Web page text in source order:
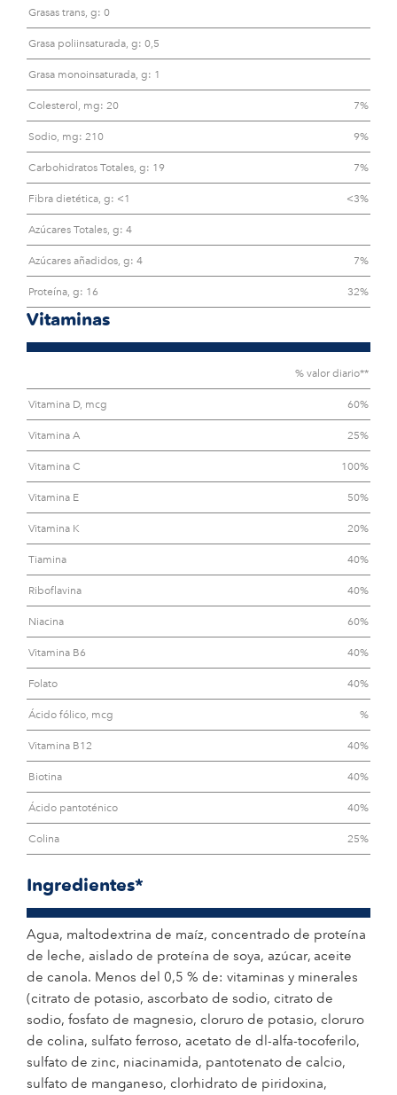
Grasas trans, g: 0
Grasa poliinsaturada, g: 0,5
Grasa monoinsaturada, g: 1
Colesterol, mg: 20 7%
Sodio, mg: 210 9%
Carbohidratos Totales, g: 19 7%
Fibra dietética, g: <1 <3%
Azúcares Totales, g: 4
Azúcares añadidos, g: 4 7%
Proteína, g: 16 32%
Vitaminas
% valor diario**
Vitamina D, mcg 60%
Vitamina A 25%
Vitamina C 100%
Vitamina E 50%
Vitamina K 20%
Tiamina 40%
Riboflavina 40%
Niacina 60%
Vitamina B6 40%
Folato 40%
Ácido fólico, mcg %
Vitamina B12 40%
Biotina 40%
Ácido pantoténico 40%
Colina 25%
Ingredientes*
Agua, maltodextrina de maíz, concentrado de proteína
de leche, aislado de proteína de soya, azúcar, aceite
de canola. Menos del 0,5 % de: vitaminas y minerales
(citrato de potasio, ascorbato de sodio, citrato de
sodio, fosfato de magnesio, cloruro de potasio, cloruro
de colina, sulfato ferroso, acetato de dl-alfa-tocoferilo,
sulfato de zinc, niacinamida, pantotenato de calcio,
sulfato de manganeso, clorhidrato de piridoxina,